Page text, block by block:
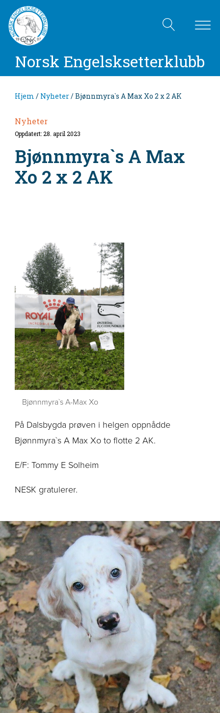
Norsk Engelsksetterklubb
Hjem / Nyheter/ Bjønnmyra`s A Max Xo 2 x 2 AK
Nyheter
Oppdatert: 28. april 2023
Bjønnmyra`s A Max
Xo 2 x 2 AK
Bjønnmyra`s A-Max Xo
På Dalsbygda prøven i helgen oppnådde
Bjønnmyra`s A Max Xo to flotte 2 AK.
E/F: Tommy E Solheim
NESK gratulerer.